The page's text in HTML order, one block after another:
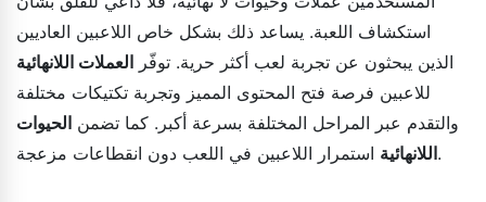
استكشاف اللعبة. يساعد ذلك بشكل خاص اللاعبين العاديين
الذين يبحثون عن تجربة لعب أكثر حرية. توفّر العملات اللانهائية
للاعبين فرصة فتح المحتوى المميز وتجربة تكتيكات مختلفة
والتقدم عبر المراحل المختلفة بسرعة أكبر. كما تضمن الحيوات
اللانهائيةاستمرار اللاعبين في اللعب دون انقطاعات مزعجة.